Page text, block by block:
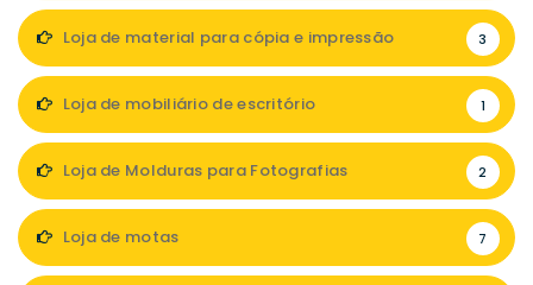
Loja de material para cópia e impressão 3
Loja de mobiliário de escritório 1
Loja de Molduras para Fotografias 2
Loja de motas 7